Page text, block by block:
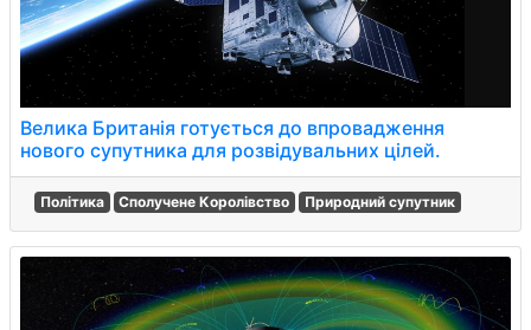
Велика Британія готується до впровадження
нового супутника для розвідувальних цілей.
Політика Сполучене Королівство Природний супутник